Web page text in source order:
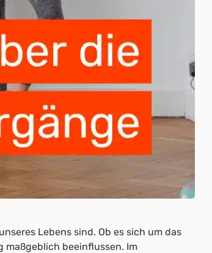
Lebens sind. Ob es sich um das
maßgeblich beeinflussen. Im